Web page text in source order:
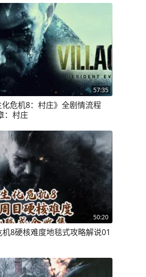
57:35
化危机8：村庄》全剧情流程
：村庄
50:20
机8硬核难度地毯式攻略解说01